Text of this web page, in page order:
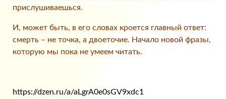
прислушиваешься.
И, может быть, в его словах кроется главный ответ:
смерть – не точка, а двоеточие. Начало новой фразы,
которую мы пока не умеем читать.
https://dzen.ru/a/aLgrA0e0sGV9xdc1